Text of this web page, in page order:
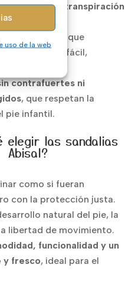
uso de la web
favorecen la
transpiración
verano
, que
seguro y fácil,
contrafuertes ni
, que respetan la
pie infantil.
elegir las sandalias
Abisal?
como si fueran
con la protección justa.
natural del pie, la
libertad de movimiento.
funcionalidad y un
y fresco, ideal para el